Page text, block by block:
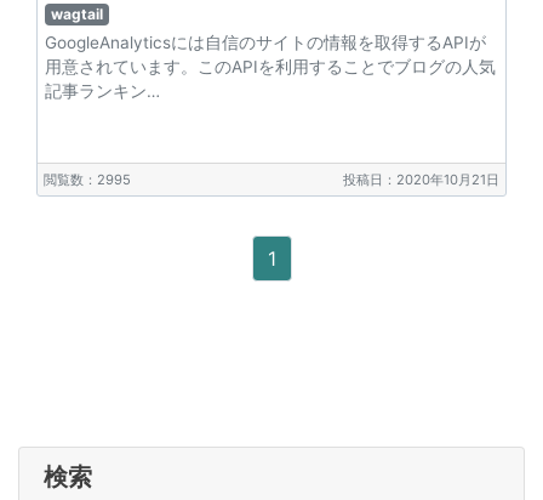
wagtail
GoogleAnalyticsには自信のサイトの情報を取得するAPIが
用意されています。このAPIを利用することでブログの人気
記事ランキン…
閲覧数：2995 投稿日：2020年10月21日
1
検索